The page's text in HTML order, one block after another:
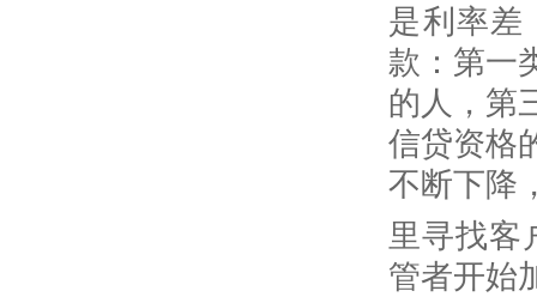
是利率差
款：第一
的人，第
信贷资格
不断下降
里寻找客
管者开始